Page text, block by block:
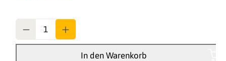
In den Warenkorb